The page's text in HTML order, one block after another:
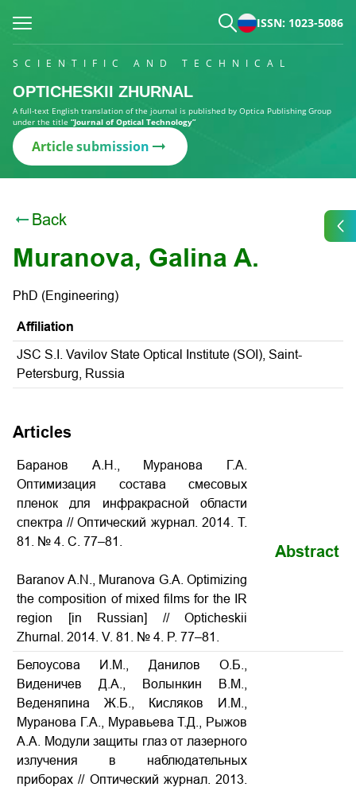
ISSN: 1023-5086
SCIENTIFIC AND TECHNICAL
OPTICHESKII ZHURNAL
A full-text English translation of the journal is published by Optica Publishing Group
under the title “Journal of Optical Technology”
Article submission
Back
Muranova, Galina A.
PhD (Engineering)
Affiliation
JSC S.I. Vavilov State Optical Institute (SOI), Saint-
Petersburg, Russia
Articles
Баранов А.Н., Муранова Г.А.
Оптимизация состава смесовых
пленок для инфракрасной области
спектра// Оптический журнал. 2014. Т.
81. № 4. С. 77–81.
Baranov A.N., Muranova G.A. Optimizing
the composition of mixed films for the IR
region
[in Russian] // Opticheskii
Zhurnal. 2014. V. 81. № 4. P. 77–81.
Abstract
Белоусова И.М., Данилов О.Б.,
Виденичев Д.А., Волынкин В.М.,
Веденяпина Ж.Б., Кисляков И.М.,
Муранова Г.А., Муравьева Т.Д., Рыжов
А.А. Модули защиты глаз от лазерного
излучения в наблюдательных
приборах// Оптический журнал. 2013.